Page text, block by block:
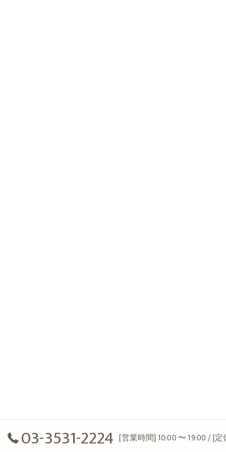
03-3531-2224 [営業時間] 10:00 〜 19:00 / [